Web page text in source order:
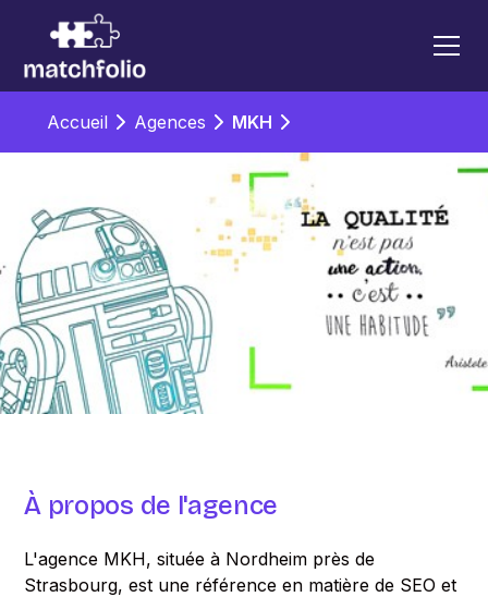
Accueil Agences MKH
À propos de l'agence
L'agence MKH, située à Nordheim près de
Strasbourg, est une référence en matière de SEO et